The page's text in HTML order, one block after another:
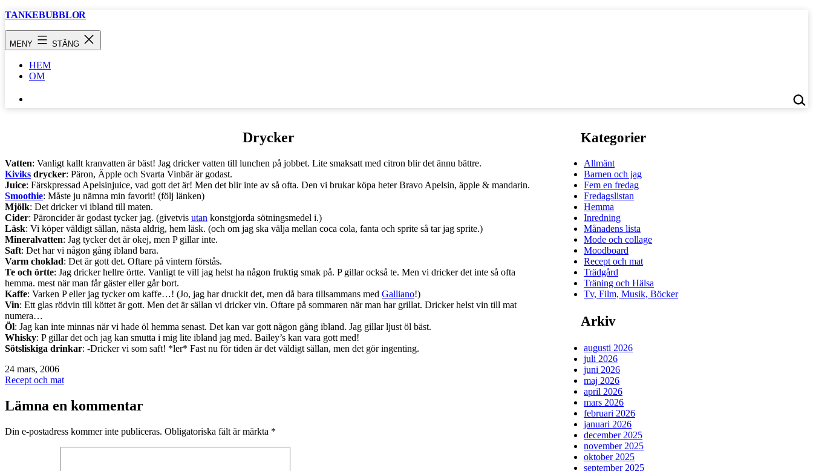
Hoppa
TANKEBUBBLOR
MENY STÄNG
HEM
OM
…
Drycker
Vatten: Vanligt kallt kranvatten är bäst! Jag dricker vatten till lunchen på jobbet. Lite smaksatt med citron blir det ännu bättre.
Kiviks drycker: Päron, Äpple och Svarta Vinbär är godast.
Juice: Färskpressad Apelsinjuice, vad gott det är! Men det blir inte av så ofta. Den vi brukar köpa heter Bravo Apelsin, äpple & mandarin.
Smoothie: Måste ju nämna min favorit! (följ länken)
Mjölk: Det dricker vi ibland till maten.
Cider: Päroncider är godast tycker jag. (givetvis utan konstgjorda sötningsmedel i.)
Läsk: Vi köper väldigt sällan, nästa aldrig, hem läsk. (och om jag ska välja mellan coca cola, fanta och sprite så tar jag sprite.)
Mineralvatten: Jag tycker det är okej, men P gillar inte.
Saft: Det har vi någon gång ibland bara.
Varm choklad: Det är gott det. Oftare på vintern förstås.
Te och örtte: Jag dricker hellre örtte. Vanligt te vill jag helst ha någon fruktig smak på. P gillar också te. Men vi dricker det inte så ofta
hemma. mest när man får gäster eller går bort.
Kaffe: Varken P eller jag tycker om kaffe…! (Jo, jag har druckit det, men då bara tillsammans med Galliano!)
Vin: Ett glas rödvin till köttet är gott. Men det är sällan vi dricker vin. Oftare på sommaren när man har grillat. Dricker helst vin till mat
numera…
Öl: Jag kan inte minnas när vi hade öl hemma senast. Det kan var gott någon gång ibland. Jag gillar ljust öl bäst.
Whisky: P gillar det och jag kan smutta i mig lite ibland jag med. Bailey’s kan vara gott med!
Sötsliskiga drinkar: -Dricker vi som saft! *ler* Fast nu för tiden är det väldigt sällan, men det gör ingenting.
Publicerat
den
24 mars, 2006
Kategoriserat
Recept och mat
Lämna en kommentar
Din e-postadress kommer inte publiceras. Obligatoriska fält är märkta *
Kategorier
Allmänt
Barnen och jag
Fem en fredag
Fredagslistan
Hemma
Inredning
Månadens lista
Mode och collage
Moodboard
Recept och mat
Trädgård
Träning och Hälsa
Tv, Film, Musik, Böcker
Arkiv
augusti 2026
juli 2026
juni 2026
maj 2026
april 2026
mars 2026
februari 2026
januari 2026
december 2025
november 2025
oktober 2025
september 2025